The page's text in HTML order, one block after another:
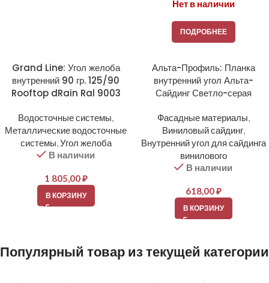
Нет в наличии
ПОДРОБНЕЕ
Grand Line: Угол желоба
внутренний 90 гр. 125/90
Rooftop dRain Ral 9003
Водосточные системы,
Металлические водосточные
системы,Угол желоба
В наличии
1 805,00₽
В КОРЗИНУ
Альта-Профиль: Планка
внутренний угол Альта-
Сайдинг Светло-серая
Фасадные материалы,
Виниловый сайдинг,
Внутренний угол для сайдинга
винилового
В наличии
618,00₽
В КОРЗИНУ
Популярный товар из текущей категории